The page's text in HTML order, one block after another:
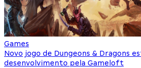
Games
Novo jogo de Dungeons & Dragons
desenvolvimento pela Gameloft